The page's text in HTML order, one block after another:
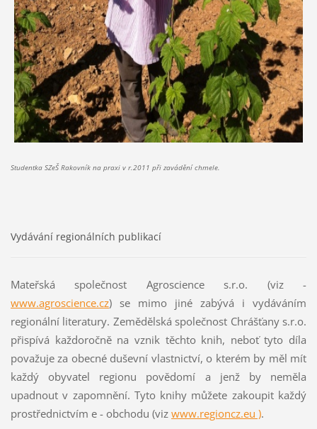
Studentka SZeŠ Rakovník na praxi v r.2011 při zavádění chmele.
Vydávání regionálních publikací
Mateřská společnost Agroscience s.r.o. (viz -
www.agroscience.cz) se mimo jiné zabývá i vydáváním
regionální literatury. Zemědělská společnost Chrášťany s.r.o.
přispívá každoročně na vznik těchto knih, neboť tyto díla
považuje za obecné duševní vlastnictví, o kterém by měl mít
každý obyvatel regionu povědomí a jenž by neměla
upadnout v zapomnění. Tyto knihy můžete zakoupit každý
prostřednictvím e - obchodu (viz www.regioncz.eu ).